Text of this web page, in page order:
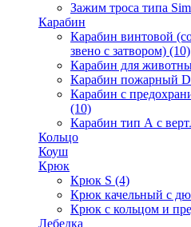
Зажим троса типа
Карабин
Карабин винтовой
звено с затвором) (10)
Карабин для
Карабин пожарный
Карабин с
(10)
Карабин тип А с
Кольцо
Коуш
Крюк
Крюк S (4)
Крюк качельный с
Крюк с кольцом и
Лебедка